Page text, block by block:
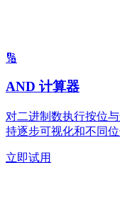
🔢
AND 计算器
对二进制数执行按位
持逐步可视化和不同位
立即试用